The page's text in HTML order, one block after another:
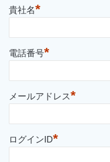
貴社名*
電話番号*
メールアドレス*
ログインID*